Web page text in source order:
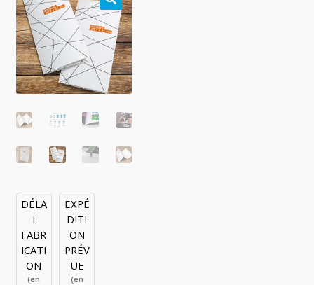
🔍
DÉLA
I
FABR
ICATI
ON
(en
EXPÉ
DITI
ON
PRÉV
UE
(en